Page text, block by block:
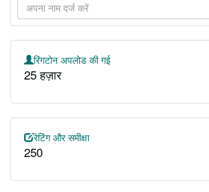
रिंगटोन अपलोड की गई
25 हज़ार
रेटिंग और समीक्षा
250